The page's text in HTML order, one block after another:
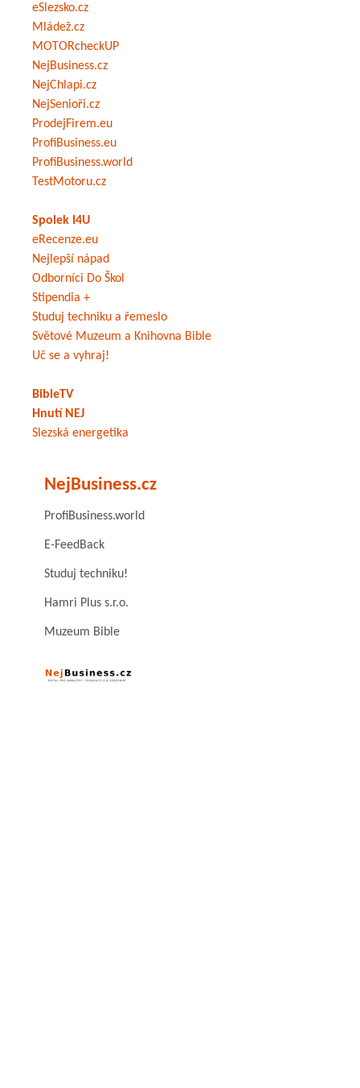
eSlezsko.cz
Mládež.cz
MOTORcheckUP
NejBusiness.cz
NejChlapi.cz
NejSenioři.cz
ProdejFirem.eu
ProfiBusiness.eu
ProfiBusiness.world
TestMotoru.cz
Spolek I4U
eRecenze.eu
Nejlepší nápad
Odborníci Do Škol
Stipendia +
Studuj techniku a řemeslo
Světové Muzeum a Knihovna Bible
Uč se a vyhraj!
BibleTV
Hnutí NEJ
Slezská energetika
NejBusiness.cz
ProfiBusiness.world
E-FeedBack
Studuj techniku!
Hamri Plus s.r.o.
Muzeum Bible